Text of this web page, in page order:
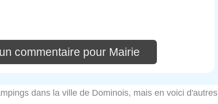
commentaire pour Mairie
dans la ville de Dominois, mais en voici d'autres